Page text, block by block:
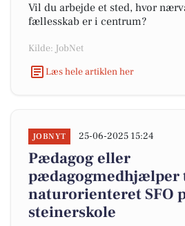
Vil du arbejde et sted, hvor
fællesskab er i centrum?
Kilde: JobNet
Læs hele artiklen her
JOBNYT 25-06-2025 15:24
Pædagog eller
pædagogmedhjælper
naturorienteret SFO
steinerskole